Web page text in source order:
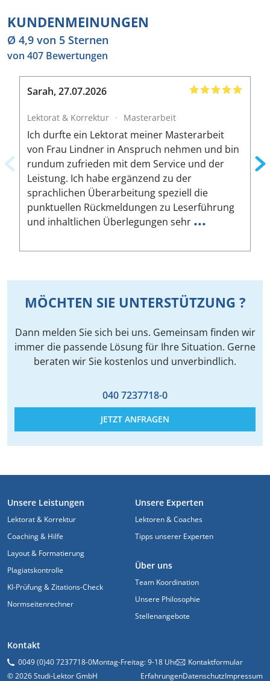
KUNDENMEINUNGEN
Ø 4,9 von 5 Sternen
von 407 Bewertungen
Sarah,27.07.2026
Lektorat & Korrektur · Masterarbeit
Ich durfte ein Lektorat meiner Masterarbeit
von Frau Lindner in Anspruch nehmen und bin
rundum zufrieden mit dem Service und der
Leistung. Ich habe ergänzend zu der
sprachlichen Überarbeitung speziell die
punktuellen Rückmeldungen zu Leserführung
und inhaltlichen Überlegungen sehr ...
MÖCHTEN SIE UNTERSTÜTZUNG ?
Dann melden Sie sich bei uns. Gemeinsam finden wir
immer die passende Lösung für Ihre Situation. Gerne
beraten wir Sie kostenlos und unverbindlich.
040 7237718-0
JETZT ANFRAGEN
FUSSZEILE
Unsere Leistungen
Lektorat & Korrektur
Coaching & Hilfe
Layout & Formatierung
Plagiatskontrolle
KI-Prüfung & Zitations-Check
Normseitenrechner
Kontakt
0049 (0)40 7237718-0Montag-Freitag: 9-18 Uhr Kontaktformular
Unsere Experten
Lektoren & Coaches
Tipps unserer Experten
Über uns
Team Koordination
Unsere Philosophie
Stellenangebote
© 2026 Studi-Lektor GmbH ErfahrungenDatenschutzImpressum